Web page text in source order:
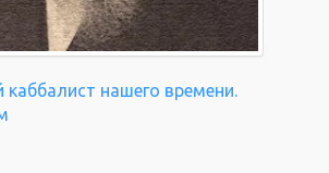
каббалист нашего времени.